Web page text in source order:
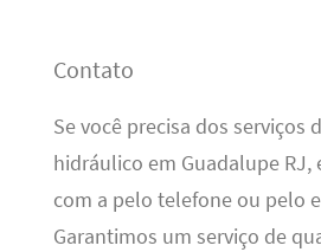
Contato
Se você precisa dos serviços
hidráulico em Guadalupe
com a pelo telefone ou pelo
Garantimos um serviço de